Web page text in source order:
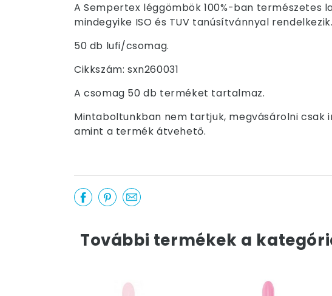
A Sempertex léggömbök 100%-ban természetes
mindegyike ISO és TUV tanúsítvánnyal rendelkezik.
50 db lufi/csomag.
Cikkszám: sxn260031
A csomag 50 db terméket tartalmaz.
Mintaboltunkban nem tartjuk, megvásárolni
amint a termék átvehető.
További termékek a